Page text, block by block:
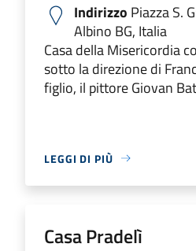
Indirizzo Piazza S.
Albino BG, Italia
Casa della Misericordia
sotto la direzione di
figlio, il pittore Giovan
LEGGI DI PIÙ
Casa Pradelì